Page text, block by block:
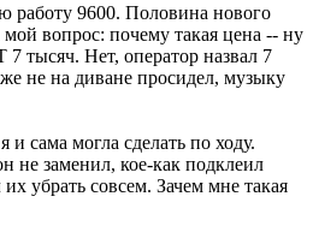
работу 9600. Половина нового
вопрос: почему такая цена -- ну
7 тысяч. Нет, оператор назвал 7
не на диване просидел, музыку
и сама могла сделать по ходу.
не заменил, кое-как подклеил
убрать совсем. Зачем мне такая